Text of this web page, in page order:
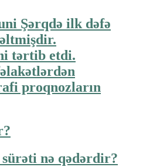
Şərqdə ilk dəfə
tərtib etdi.
proqnozların
sürəti nə qədərdir?